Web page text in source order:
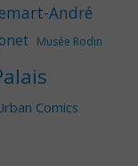
André
Musée Rodin
Comics